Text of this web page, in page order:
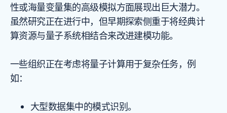
性或海量变量集的高级模拟方面展现出巨大潜力。
虽然研究正在进行中，但早期探索侧重于将经典计
算资源与量子系统相结合来改进建模功能。
一些组织正在考虑将量子计算用于复杂任务，例
如：
大型数据集中的模式识别。